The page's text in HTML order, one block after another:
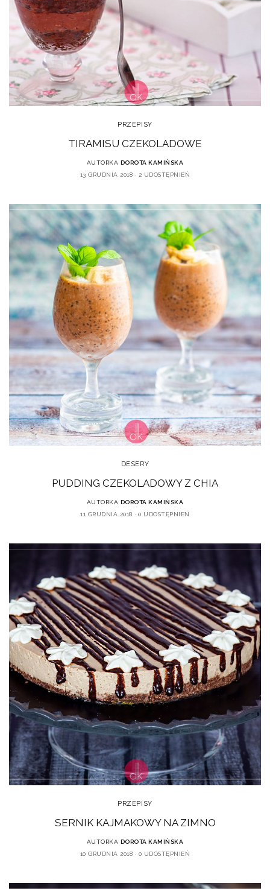
PRZEPISY
TIRAMISU CZEKOLADOWE
AUTORKA DOROTA KAMIŃSKA
13 GRUDNIA 2018
2 UDOSTĘPNIEŃ
DESERY
PUDDING CZEKOLADOWY Z CHIA
AUTORKA DOROTA KAMIŃSKA
11 GRUDNIA 2018
0 UDOSTĘPNIEŃ
PRZEPISY
SERNIK KAJMAKOWY NA ZIMNO
AUTORKA DOROTA KAMIŃSKA
10 GRUDNIA 2018
0 UDOSTĘPNIEŃ